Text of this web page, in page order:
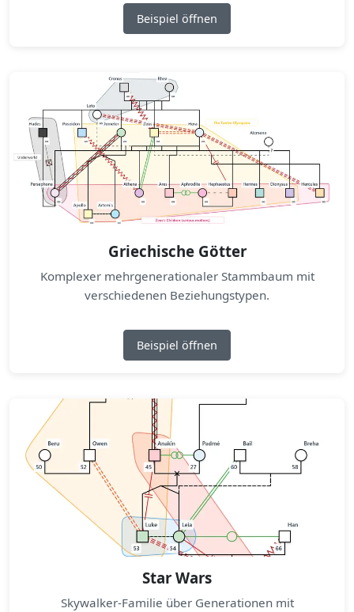
Beispiel öffnen
Griechische Götter
Komplexer mehrgenerationaler Stammbaum mit
verschiedenen Beziehungstypen.
Beispiel öffnen
Star Wars
Skywalker-Familie über Generationen mit